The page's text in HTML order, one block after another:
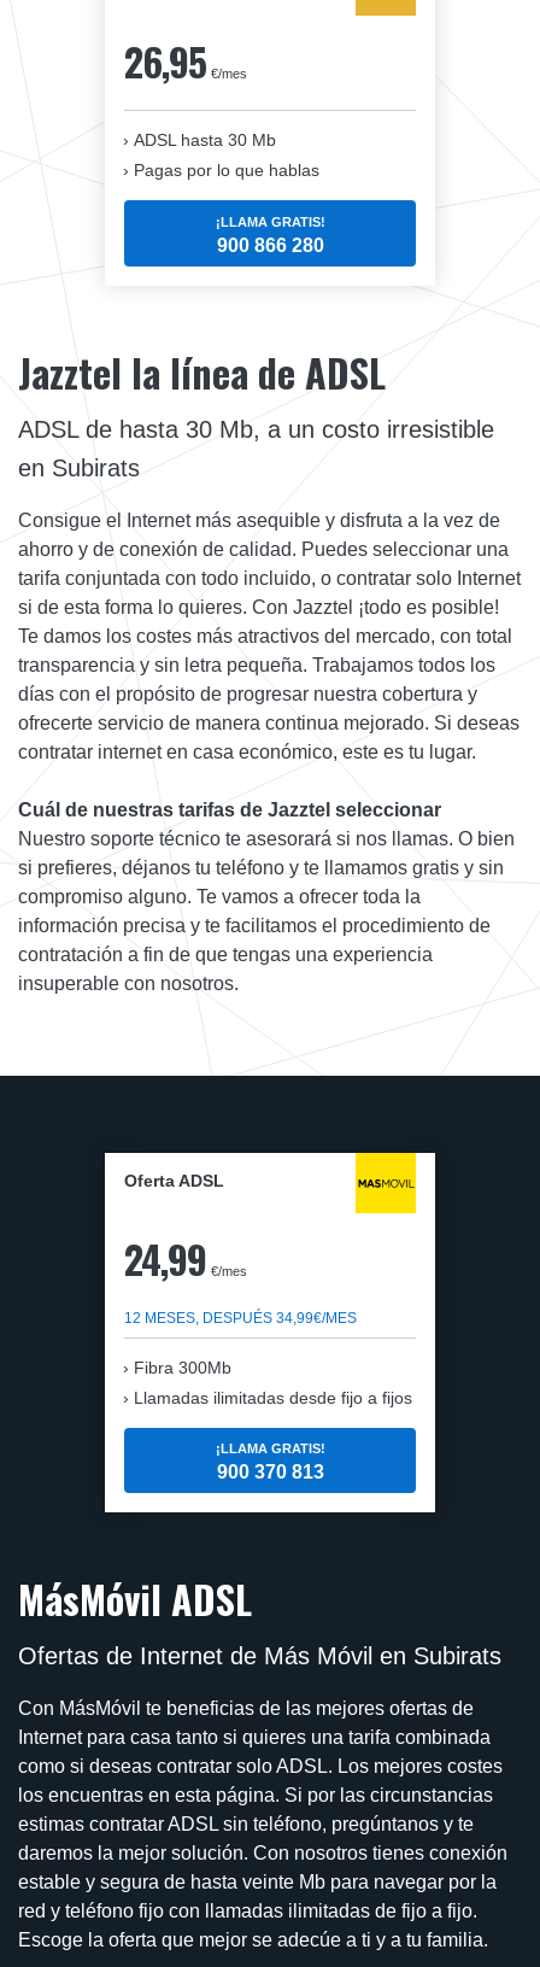
26,95 €/mes
ADSL hasta 30 Mb
Pagas por lo que hablas
¡LLAMA GRATIS!
900 866 280
Jazztel la línea de ADSL
ADSL de hasta 30 Mb, a un costo irresistible
en Subirats
Consigue el Internet más asequible y disfruta a la vez de
ahorro y de conexión de calidad. Puedes seleccionar una
tarifa conjuntada con todo incluido, o contratar solo Internet
si de esta forma lo quieres. Con Jazztel ¡todo es posible!
Te damos los costes más atractivos del mercado, con total
transparencia y sin letra pequeña. Trabajamos todos los
días con el propósito de progresar nuestra cobertura y
ofrecerte servicio de manera continua mejorado. Si deseas
contratar internet en casa económico, este es tu lugar.
Cuál de nuestras tarifas de Jazztel seleccionar
Nuestro soporte técnico te asesorará si nos llamas. O bien
si prefieres, déjanos tu teléfono y te llamamos gratis y sin
compromiso alguno. Te vamos a ofrecer toda la
información precisa y te facilitamos el procedimiento de
contratación a fin de que tengas una experiencia
insuperable con nosotros.
Oferta ADSL
24,99 €/mes
12 MESES, DESPUÉS 34,99€/MES
Fibra 300Mb
Llamadas ilimitadas desde fijo a fijos
¡LLAMA GRATIS!
900 370 813
MásMóvil ADSL
Ofertas de Internet de Más Móvil en Subirats
Con MásMóvil te beneficias de las mejores ofertas de
Internet para casa tanto si quieres una tarifa combinada
como si deseas contratar solo ADSL. Los mejores costes
los encuentras en esta página. Si por las circunstancias
estimas contratar ADSL sin teléfono, pregúntanos y te
daremos la mejor solución. Con nosotros tienes conexión
estable y segura de hasta veinte Mb para navegar por la
red y teléfono fijo con llamadas ilimitadas de fijo a fijo.
Escoge la oferta que mejor se adecúe a ti y a tu familia.